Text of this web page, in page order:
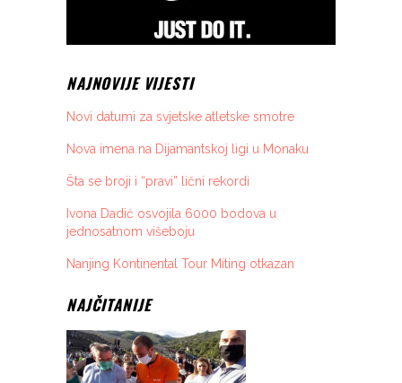
NAJNOVIJE VIJESTI
Novi datumi za svjetske atletske smotre
Nova imena na Dijamantskoj ligi u Monaku
Šta se broji i “pravi” lični rekordi
Ivona Dadić osvojila 6000 bodova u
jednosatnom višeboju
Nanjing Kontinental Tour Miting otkazan
NAJČITANIJE